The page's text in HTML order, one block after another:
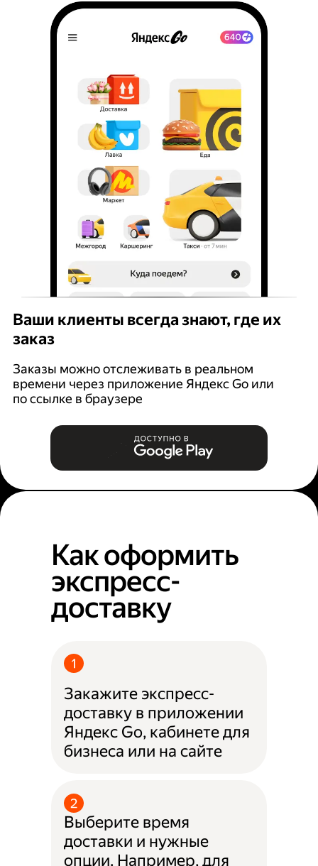
Ваши клиенты всегда знают, где их
заказ
Заказы можно отслеживать в реальном
времени через приложение Яндекс Go или
по ссылке в браузере
Как оформить
экспресс-
доставку
Закажите экспресс-
доставку в приложении
Яндекс Go, кабинете для
бизнеса или на сайте
Выберите время
доставки и нужные
опции. Например, для